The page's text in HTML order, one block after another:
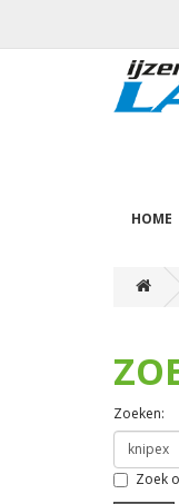
HOME
Zoeken:
Zoek